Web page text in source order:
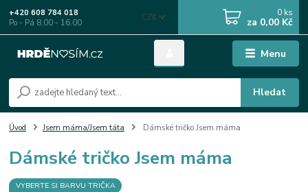
Menu
CZK
Hledat
+420 608 784 018
Po - Pá 8.00 - 16.00
0 ks
za 0,00 Kč
Úvod Jsem máma/Jsem táta Dámské tričko Jsem máma
Dámské tričko Jsem máma
VYBERTE SI BARVU TRIČKA